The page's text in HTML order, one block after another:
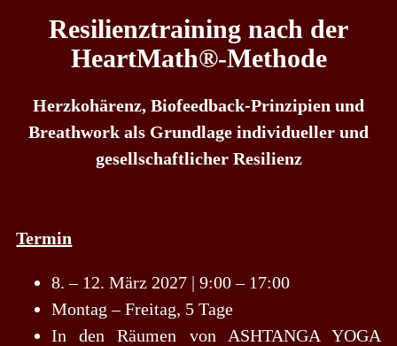
Resilienztraining nach der
HeartMath®-Methode
Herzkohärenz, Biofeedback-Prinzipien und
Breathwork als Grundlage individueller und
gesellschaftlicher Resilienz
Termin
8. – 12. März 2027 | 9:00 – 17:00
Montag – Freitag, 5 Tage
In den Räumen von
ASHTANGA YOGA